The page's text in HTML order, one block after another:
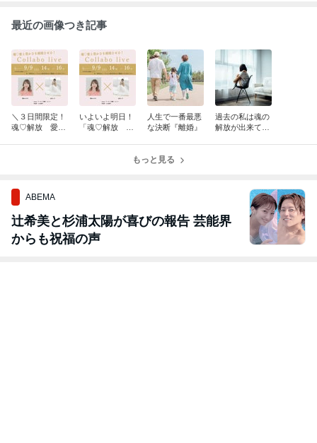
最近の画像つき記事
＼３日間限定！
魂♡解放 愛と
いよいよ明日！
「魂♡解放 愛
人生で一番最悪
な決断『離婚』
過去の私は魂の
解放が出来てい
もっと見る
ABEMA
辻希美と杉浦太陽が喜びの報告 芸能界
からも祝福の声